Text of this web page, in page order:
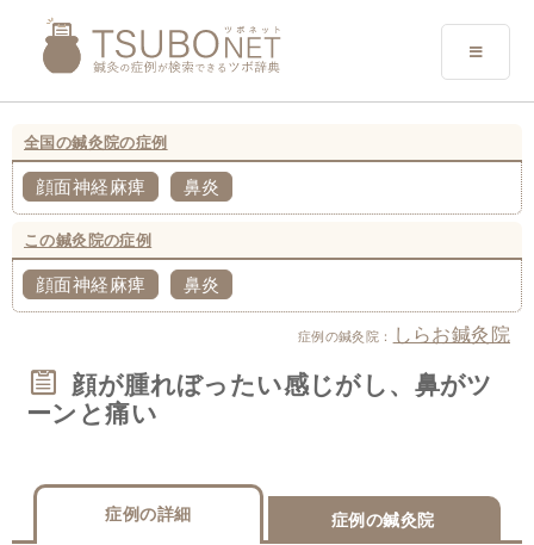
全国の鍼灸院の症例
顔面神経麻痺 鼻炎
この鍼灸院の症例
顔面神経麻痺 鼻炎
症例の鍼灸院： しらお鍼灸院
顔が腫れぼったい感じがし、鼻がツ
ーンと痛い
症例の詳細 症例の鍼灸院